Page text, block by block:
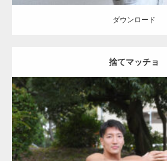
ダウンロード
捨てマッチョ
Update:2023.04.28
Category:公園のマッチョ オレンジの人
てマッチョ